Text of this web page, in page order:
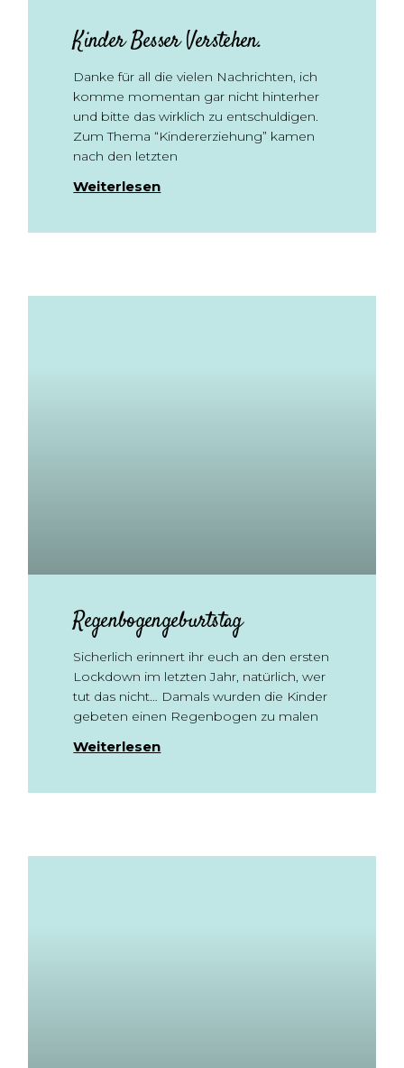
Kinder Besser Verstehen.
Danke für all die vielen Nachrichten, ich
komme momentan gar nicht hinterher
und bitte das wirklich zu entschuldigen.
Zum Thema “Kindererziehung” kamen
nach den letzten
Weiterlesen
Regenbogengeburtstag
Sicherlich erinnert ihr euch an den ersten
Lockdown im letzten Jahr, natürlich, wer
tut das nicht… Damals wurden die Kinder
gebeten einen Regenbogen zu malen
Weiterlesen